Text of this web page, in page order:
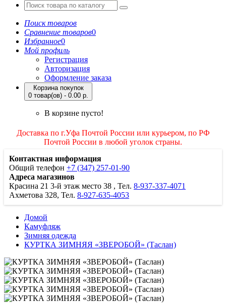
Поиск товаров
Сравнение товаров0
Избранное0
Мой профиль
Регистрация
Авторизация
Оформление заказа
Корзина покупок
0 товар(ов) - 0.00 р.
В корзине пусто!
Доставка по г.Уфа Почтой России или курьером, по РФ
Почтой России в любой уголок страны.
Контактная информация
Общий телефон +7 (347) 257-01-90
Адреса магазинов
Красина 21 3-й этаж место 38 , Тел. 8-937-337-4071
Ахметова 328, Тел. 8-927-635-4053
Домой
Камуфляж
Зимняя одежда
КУРТКА ЗИМНЯЯ «ЗВЕРОБОЙ» (Таслан)